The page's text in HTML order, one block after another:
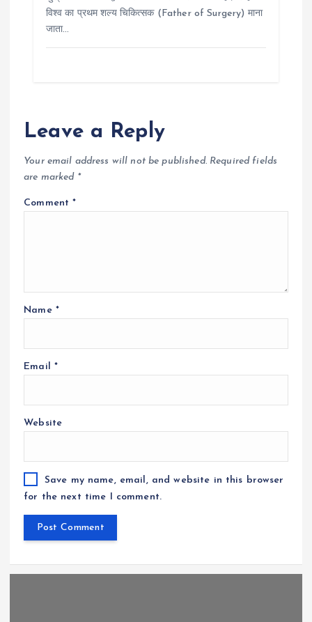
विश्व का प्रथम शल्य चिकित्सक (Father of Surgery) माना
जाता…
Leave a Reply
Your email address will not be published. Required fields
are marked *
Comment*
Name *
Email *
Website
Save my name, email, and website in this browser
for the next time I comment.